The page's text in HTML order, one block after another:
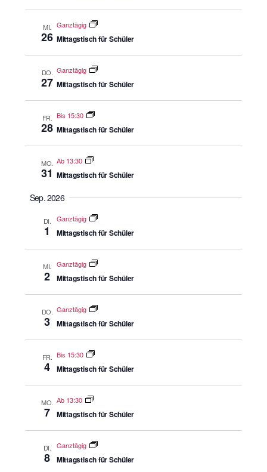
MI.
26
Ganztägig
Mittagstisch für Schüler
DO.
27
Ganztägig
Mittagstisch für Schüler
FR.
28
Bis 15:30
Mittagstisch für Schüler
MO.
31
Ab 13:30
Mittagstisch für Schüler
Sep. 2026
DI.
1
Ganztägig
Mittagstisch für Schüler
MI.
2
Ganztägig
Mittagstisch für Schüler
DO.
3
Ganztägig
Mittagstisch für Schüler
FR.
4
Bis 15:30
Mittagstisch für Schüler
MO.
7
Ab 13:30
Mittagstisch für Schüler
DI.
8
Ganztägig
Mittagstisch für Schüler